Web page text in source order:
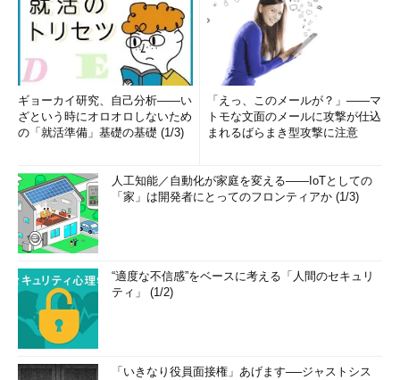
ギョーカイ研究、自己分析――い
ざという時にオロオロしないため
の「就活準備」基礎の基礎 (1/3)
「えっ、このメールが？」――マ
トモな文面のメールに攻撃が仕込
まれるばらまき型攻撃に注意
人工知能／自動化が家庭を変える――IoTとしての
「家」は開発者にとってのフロンティアか (1/3)
“適度な不信感”をベースに考える「人間のセキュリ
ティ」 (1/2)
「いきなり役員面接権」あげます──ジャストシス